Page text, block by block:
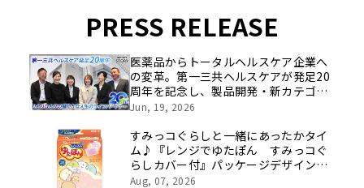
PRESS RELEASE
医薬品からトータルヘルスケア企業へ
の変革。第一三共ヘルスケアが発足20
周年を記念し、製品開発・新カテゴリ
挑戦の舞台や旧社統合時のエピソード
像を公開！
Jun, 19, 2026
すみっコぐらしと一緒にあったかタイ
ム♪『レンジでゆたぽん すみっコぐ
らしカバー付』パッケージデザインリ
ニューアル
Aug, 07, 2026